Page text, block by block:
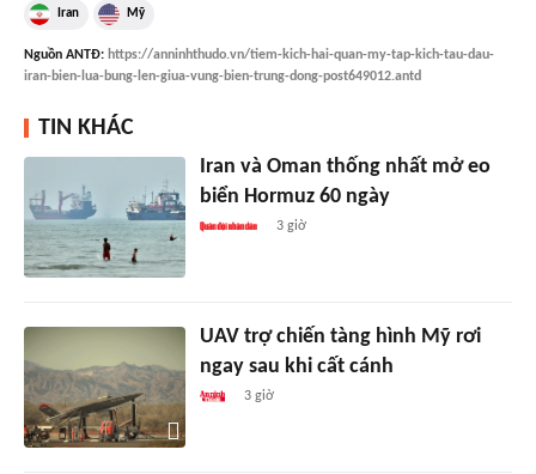
Iran Mỹ
Nguồn ANTĐ: https://anninhthudo.vn/tiem-kich-hai-quan-my-tap-kich-tau-dau-
iran-bien-lua-bung-len-giua-vung-bien-trung-dong-post649012.antd
TIN KHÁC
Iran và Oman thống nhất mở eo
biển Hormuz 60 ngày
3 giờ
UAV trợ chiến tàng hình Mỹ rơi
ngay sau khi cất cánh
3 giờ